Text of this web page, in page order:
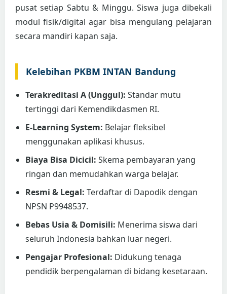
pusat setiap Sabtu & Minggu. Siswa juga dibekali
modul fisik/digital agar bisa mengulang pelajaran
secara mandiri kapan saja.
Kelebihan PKBM INTAN Bandung
Terakreditasi A (Unggul): Standar mutu
tertinggi dari Kemendikdasmen RI.
E-Learning System: Belajar fleksibel
menggunakan aplikasi khusus.
Biaya Bisa Dicicil: Skema pembayaran yang
ringan dan memudahkan warga belajar.
Resmi & Legal: Terdaftar di Dapodik dengan
NPSN P9948537.
Bebas Usia & Domisili: Menerima siswa dari
seluruh Indonesia bahkan luar negeri.
Pengajar Profesional: Didukung tenaga
pendidik berpengalaman di bidang kesetaraan.